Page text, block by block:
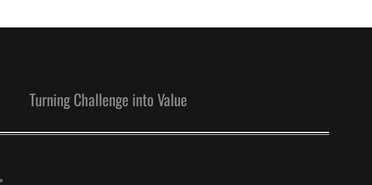
Turning Challenge into Value